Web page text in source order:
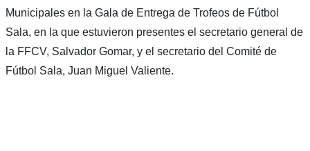
Municipales en la Gala de Entrega de Trofeos de Fútbol
Sala, en la que estuvieron presentes el secretario general de
la FFCV, Salvador Gomar, y el secretario del Comité de
Fútbol Sala, Juan Miguel Valiente.